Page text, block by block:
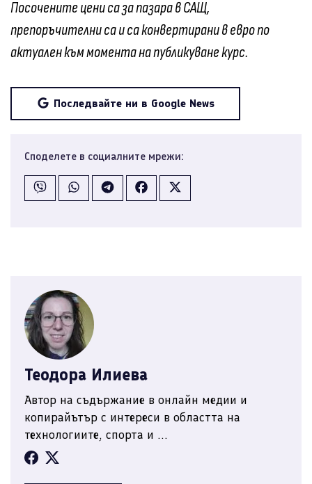
Посочените цени са за пазара в САЩ,
препоръчителни са и са конвертирани в евро по
актуален към момента на публикуване курс.
Последвайте ни в Google News
Споделете в социалните мрежи:
Теодора Илиева
Автор на съдържание в онлайн медии и
копирайътър с интереси в областта на
технологиите, спорта и ...